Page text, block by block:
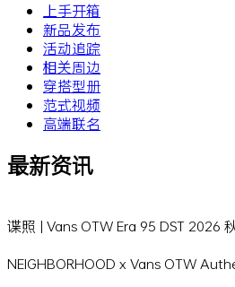
上手开箱
新品发布
活动追踪
相关周边
穿搭型册
范式视频
高端联名
最新资讯
谍照 | Vans OTW Era 95 DST 2026
NEIGHBORHOOD x Vans OTW